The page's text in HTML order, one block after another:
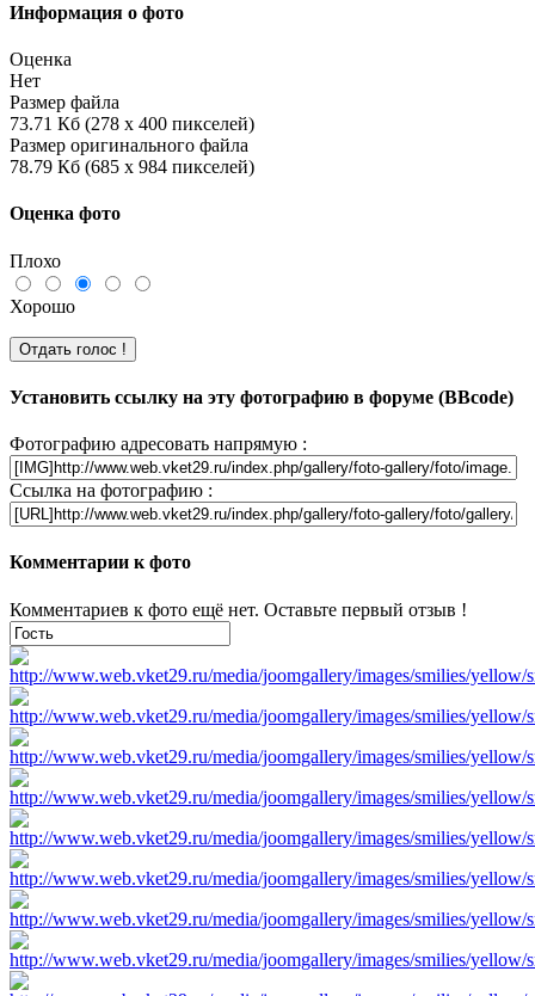
Информация о фото
Оценка
Нет
Размер файла
73.71 Кб (278 x 400 пикселей)
Размер оригинального файла
78.79 Кб (685 x 984 пикселей)
Оценка фото
Плохо
Хорошо
Установить ссылку на эту фотографию в форуме (BBcode)
Фотографию адресовать напрямую :
Ссылка на фотографию :
Комментарии к фото
Комментариев к фото ещё нет. Оставьте первый отзыв !